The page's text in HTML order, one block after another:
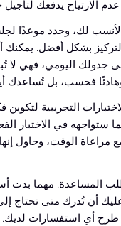
لك، وحدد موعدًا
بشكل أفضل. يمكنك
جدولك اليومي، فهي لا
التجريبية
ستواجهه في الاختبار
مراعاة الوقت، وحاول
طلب المساعدة. مهما بدت
أن تُدرك متى تحتاج
أي استفسارات لديك.